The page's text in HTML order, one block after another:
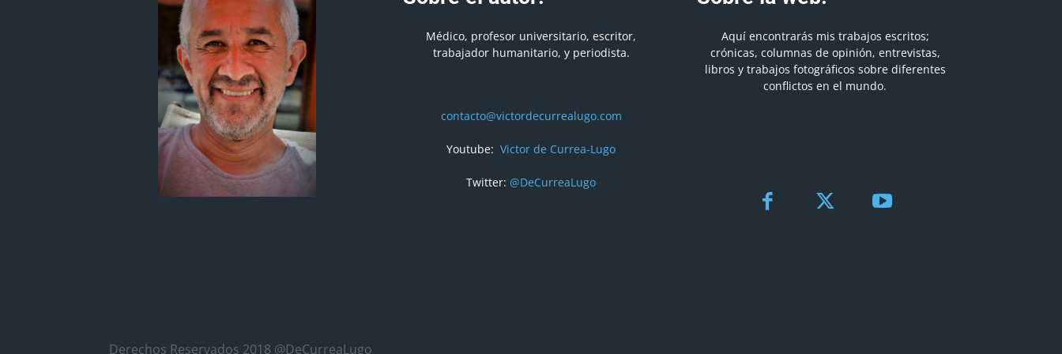
Médico, profesor universitario, escritor,
trabajador humanitario, y periodista.
contacto@victordecurrealugo.com
Youtube: Victor de Currea-Lugo
Twitter: @DeCurreaLugo
Aquí encontrarás mis trabajos escritos;
crónicas, columnas de opinión, entrevistas,
libros y trabajos fotográficos sobre diferentes
conflictos en el mundo.
Derechos Reservados 2018 @DeCurreaLugo